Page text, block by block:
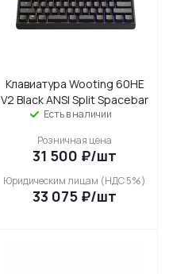
Клавиатура Wooting 60HE
V2 Black ANSI Split Spacebar
Есть в наличии
Розничная цена
31 500 ₽/шт
Юридическим лицам (НДС 5%)
33 075 ₽/шт